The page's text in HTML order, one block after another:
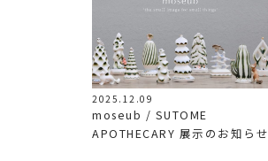
2025.12.09
moseub / SUTOME
APOTHECARY 展示のお知らせ